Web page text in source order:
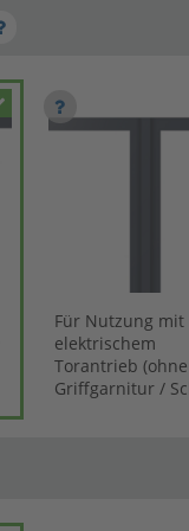
Für Nutzung mit
elektrischem
Torantrieb (ohne
Griffgarnitur /